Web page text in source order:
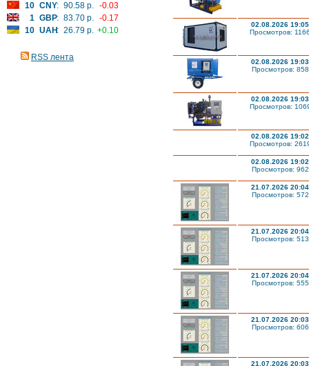
10 CNY: 90.58 р. -0.03
1 GBP: 83.70 р. -0.17
10 UAH: 26.79 р. +0.10
RSS лента
02.08.2026 19:05
Просмотров:
02.08.2026 19:03
Просмотров: 858
02.08.2026 19:03
Просмотров:
02.08.2026 19:02
Просмотров:
02.08.2026 19:02
Просмотров: 962
21.07.2026 20:04
Просмотров: 572
21.07.2026 20:04
Просмотров: 513
21.07.2026 20:04
Просмотров: 555
21.07.2026 20:03
Просмотров: 606
21.07.2026 20:03